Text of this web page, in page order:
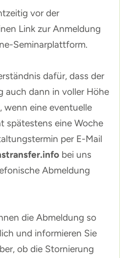
vor der
Link zur Anmeldung
Seminarplattform.
dafür, dass der
auch dann in voller Höhe
wenn eine eventuelle
spätestens eine Woche
per E-Mail
bei uns
Abmeldung
die Abmeldung so
und informieren Sie
ob die Stornierung